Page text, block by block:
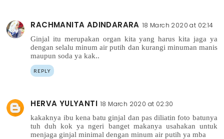
RACHMANITA ADINDARARA 18 March 2020 at 02:14
Ginjal itu merupakan organ kita yang harus kita jaga ya
dengan selalu minum air putih dan kurangi minuman manis
maupun soda ya kak..
REPLY
HERVA YULYANTI 18 March 2020 at 02:30
kakaknya ibu kena batu ginjal dan pas diliatin foto batunya
tuh duh kok ya ngeri banget makanya usahakan untuk
menjaga ginjal minimal dengan minum air putih ya mba